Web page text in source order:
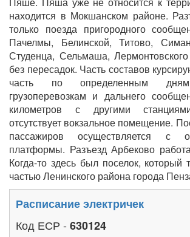
находится в Мокшанском районе.
только поезда пригородного
Пачелмы, Белинской, Титово,
Студенца, Сельмаша,
без пересадок. Часть составов
часть по определенным
грузоперевозкам и дальнего
километров с другими
отсутствует вокзальное помещение.
пассажиров осуществляется с
платформы. Разъезд Арбеково
Когда-то здесь был поселок, который
частью Ленинского района города
Расписание электричек
Код ЕСР - 630124